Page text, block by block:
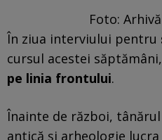
Foto:
În ziua interviului pentru
cursul acestei săptămâni,
pe linia frontului.
Înainte de război,
antică și arheologie lucra